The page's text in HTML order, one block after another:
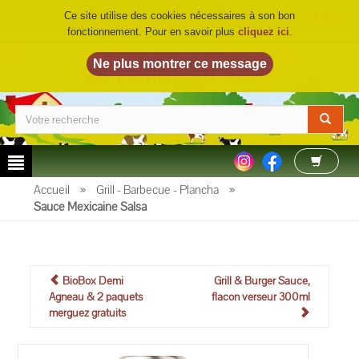
LA FERME DU BIO©
Accueil » Grill - Barbecue - Plancha
»
Sauce Mexicaine Salsa
BioBox Demi
Agneau & 2 paquets
merguez gratuits
Grill & Burger Sauce,
flacon verseur 300ml
Ce site utilise des cookies nécessaires à son bon
fonctionnement. Pour en savoir plus cliquez ici.